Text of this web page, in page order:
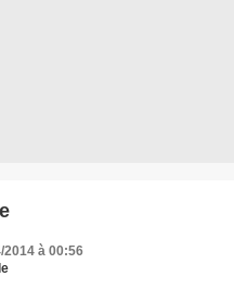
2014 à 00:56